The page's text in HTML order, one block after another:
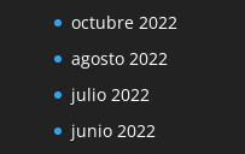
octubre 2022
agosto 2022
julio 2022
junio 2022